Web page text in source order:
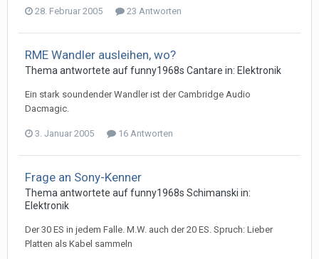
28. Februar 2005 23 Antworten
RME Wandler ausleihen, wo?
Thema antwortete auffunny1968s Cantare in: Elektronik
Ein stark soundender Wandler ist der Cambridge Audio
Dacmagic.
3. Januar 2005 16 Antworten
Frage an Sony-Kenner
Thema antwortete auffunny1968s Schimanski in:
Elektronik
Der 30 ES in jedem Falle. M.W. auch der 20 ES. Spruch: Lieber
Platten als Kabel sammeln